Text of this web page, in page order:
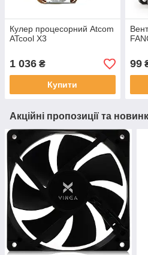
Кулер процесорний Atcom
ATcool X3
1 036 ₴
Купити
99
Акційні пропозиції та